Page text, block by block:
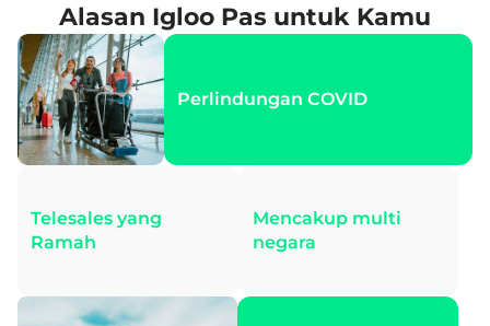
Alasan Igloo Pas untuk Kamu
Perlindungan COVID
Telesales yang
Ramah
Mencakup multi
negara